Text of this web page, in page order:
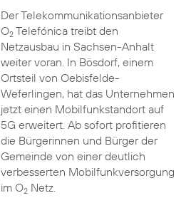
Der Telekommunikationsanbieter
O2Telefónica treibt den
Netzausbau in Sachsen-Anhalt
weiter voran. In Bösdorf, einem
Ortsteil von Oebisfelde-
Weferlingen, hat das Unternehmen
jetzt einen Mobilfunkstandort auf
5G erweitert. Ab sofort profitieren
die Bürgerinnen und Bürger der
Gemeinde von einer deutlich
verbesserten Mobilfunkversorgung
im O2Netz.